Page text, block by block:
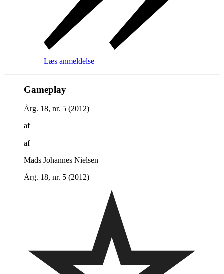
Læs anmeldelse
Gameplay
Årg. 18, nr. 5 (2012)
af
af
Mads Johannes Nielsen
Årg. 18, nr. 5 (2012)